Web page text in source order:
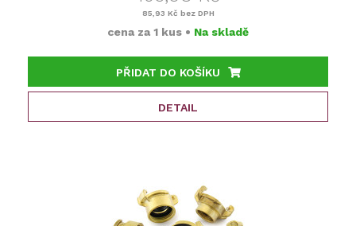
85,93 Kč bez DPH
cena za 1 kus • Na skladě
PŘIDAT DO KOŠÍKU
DETAIL